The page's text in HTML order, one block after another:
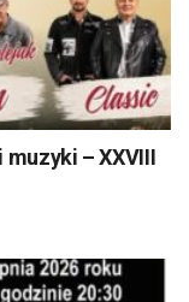
– XXVIII